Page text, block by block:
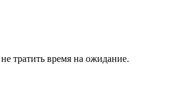
тратить время на ожидание.